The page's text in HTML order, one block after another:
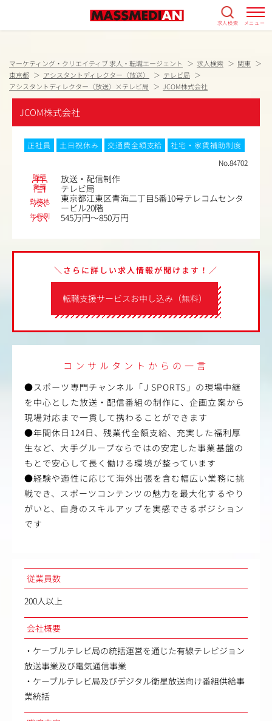
求人検索 メニュー
マーケティング・クリエイティブ 求人・転職エージェント 求人検索
関東
東京都
アシスタントディレクター（放送）
テレビ局
アシスタントディレクター（放送）×テレビ局
JCOM株式会社
JCOM株式会社
正社員 土日祝休み 交通費全額支給
社宅・家賃補助制度
No.84702
職種 放送・配信制作
業種 テレビ局
勤務地
東京都江東区青海二丁目5番10号テレコムセンタ
ービル20階
年収例 545万円～850万円
転職支援サービスお申し込み（無料）
＼さらに詳しい求人情報が聞けます！／
コンサルタントからの一言
●スポーツ専門チャンネル「J SPORTS」の現場中継
を中心とした放送・配信番組の制作に、企画立案から
現場対応まで一貫して携わることができます
●年間休日124日、残業代全額支給、充実した福利厚
生など、大手グループならではの安定した事業基盤の
もとで安心して長く働ける環境が整っています
●経験や適性に応じて海外出張を含む幅広い業務に挑
戦でき、スポーツコンテンツの魅力を最大化するやり
がいと、自身のスキルアップを実感できるポジション
です
従業員数
200人以上
会社概要
・ケーブルテレビ局の統括運営を通じた有線テレビジョン
放送事業及び電気通信事業
・ケーブルテレビ局及びデジタル衛星放送向け番組供給事
業統括